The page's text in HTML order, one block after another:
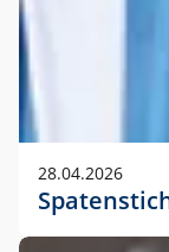
28.04.2026